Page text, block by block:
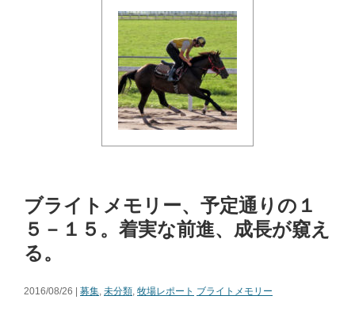
ブライトメモリー、予定通りの１
５－１５。着実な前進、成長が窺え
る。
2016/08/26 | 募集, 未分類, 牧場レポート ブライトメモリー